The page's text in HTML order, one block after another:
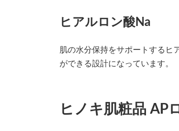
ヒアルロン酸Na
肌の水分保持をサポートするヒ
ができる設計になっています。
ヒノキ肌粧品 AP